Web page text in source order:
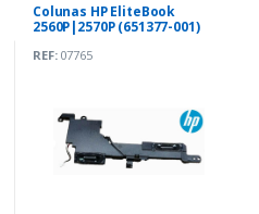
Colunas HP EliteBook
2560P|2570P (651377-001)
REF:07765